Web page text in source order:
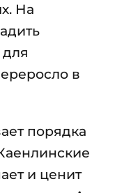
На
в
порядка
и ценит